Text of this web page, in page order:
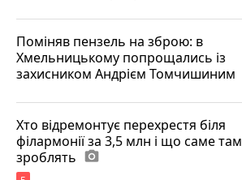
Поміняв пензель на зброю: в
Хмельницькому попрощались із
захисником Андрієм Томчишиним
Хто відремонтує перехрестя біля
філармонії за 3,5 млн і що саме там
зроблять photo_camera